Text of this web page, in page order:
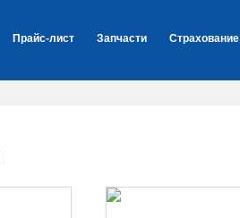
Прайс-лист Запчасти Страхование